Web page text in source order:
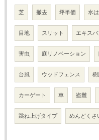
芝 撤去 坪単価 水
目地 スリット エキス
害虫 庭リノベーション
台風 ウッドフェンス 樹
カーゲート 車 盗難
跳ね上げタイプ めんどくさ